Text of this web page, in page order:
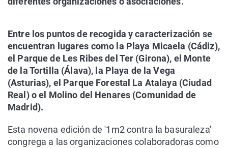
Entre los puntos de recogida y caracterización se
encuentran lugares como la Playa Micaela (Cádiz),
el Parque de Les Ribes del Ter (Girona), el Monte
de la Tortilla (Álava), la Playa de la Vega
(Asturias), el Parque Forestal La Atalaya (Ciudad
Real) o el Molino del Henares (Comunidad de
Madrid).
Esta novena edición de '1m2 contra la basuraleza'
congrega a las organizaciones colaboradoras como